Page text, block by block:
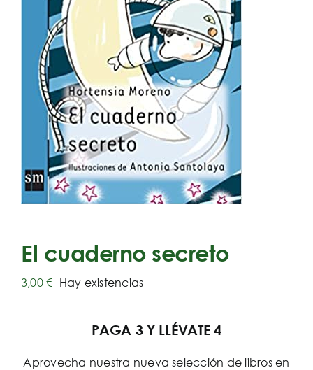
El cuaderno secreto
3,00€ Hay existencias
PAGA 3 Y LLÉVATE 4
Aprovecha nuestra nueva selección de libros en